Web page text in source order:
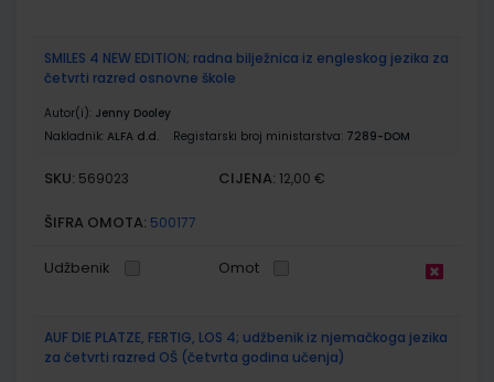
SMILES 4 NEW EDITION; radna bilježnica iz engleskog jezika za
četvrti razred osnovne škole
Autor(i): Jenny Dooley
Nakladnik: ALFA d.d. Registarski broj ministarstva: 7289-DOM
SKU: 569023 CIJENA: 12,00 €
ŠIFRA OMOTA: 500177
Udžbenik Omot
AUF DIE PLATZE, FERTIG, LOS 4; udžbenik iz njemačkoga jezika
za četvrti razred OŠ (četvrta godina učenja)